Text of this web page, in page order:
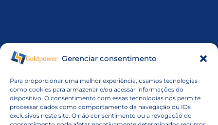
Gerenciar consentimento
Para proporcionar uma melhor experiência, usamos tecnologias
como cookies para armazenar e/ou acessar informações do
dispositivo. O consentimento com essas tecnologias nos permite
processar dados como comportamento da navegação ou IDs
exclusivos neste site. O não consentimento ou a revogação do
Li-Ion Pack
Li-MnO2
Li-Po Pack
Li-SOCl2
Ni-MH
Ni-Mh Pack
Pack de Baterias
VRLA